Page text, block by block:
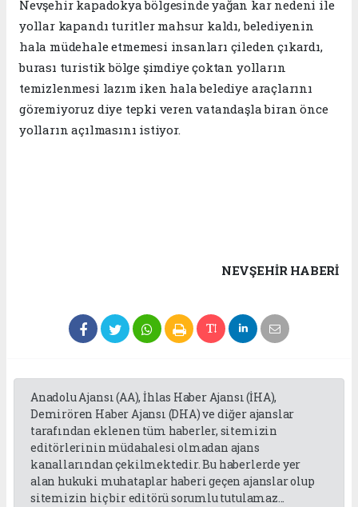
Nevşehir kapadokya bölgesinde yağan kar nedeni ile
yollar kapandı turitler mahsur kaldı, belediyenin
hala müdehale etmemesi insanları çileden çıkardı,
burası turistik bölge şimdiye çoktan yolların
temizlenmesi lazım iken hala belediye araçlarını
göremiyoruz diye tepki veren vatandaşla biran önce
yolların açılmasını istiyor.
NEVŞEHIR HABERİ
Anadolu Ajansı (AA), İhlas Haber Ajansı (İHA),
Demirören Haber Ajansı (DHA) ve diğer ajanslar
tarafından eklenen tüm haberler, sitemizin
editörlerinin müdahalesi olmadan ajans
kanallarından çekilmektedir. Bu haberlerde yer
alan hukuki muhataplar haberi geçen ajanslar olup
sitemizin hiç bir editörü sorumlu tutulamaz...